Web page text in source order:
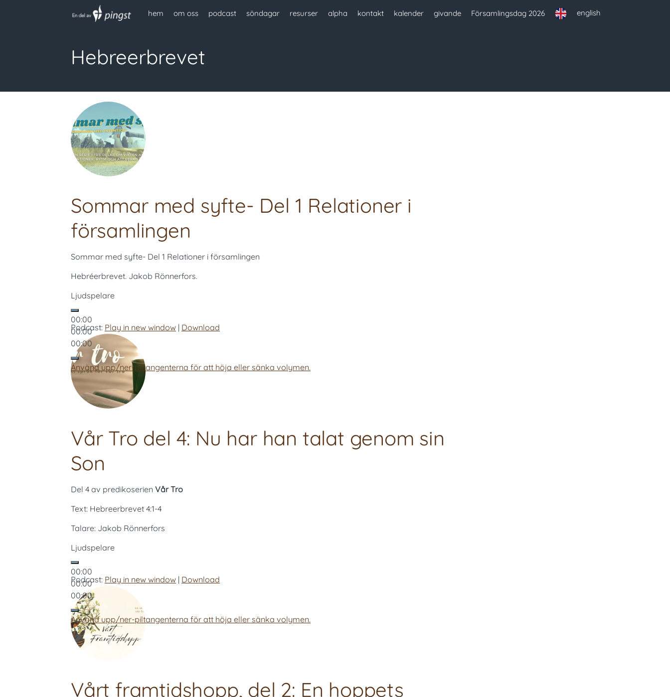
hem om oss podcast söndagar resurser alpha kontakt kalender givande Församlingsdag 2026 english
Hebreerbrevet
Sommar med syfte- Del 1 Relationer i
församlingen
Sommar med syfte- Del 1 Relationer i församlingen
Hebréerbrevet. Jakob Rönnerfors.
Ljudspelare
00:00
00:00
00:00
Använd upp/ner-piltangenterna för att höja eller sänka volymen.
Podcast: Play in new window | Download
Vår Tro del 4: Nu har han talat genom sin
Son
Del 4 av predikoserien Vår Tro
Text: Hebreerbrevet 4:1-4
Talare: Jakob Rönnerfors
Ljudspelare
00:00
00:00
00:00
Använd upp/ner-piltangenterna för att höja eller sänka volymen.
Podcast: Play in new window | Download
Vårt framtidshopp, del 2: En hoppets